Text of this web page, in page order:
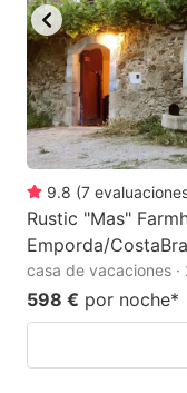
9.8 (7
Rustic "Mas"
Emporda/
casa de vacaciones ·
598 € por noche*